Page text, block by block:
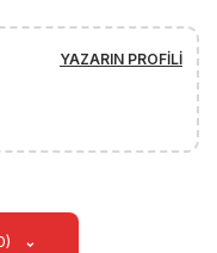
YAZARIN PROFILI